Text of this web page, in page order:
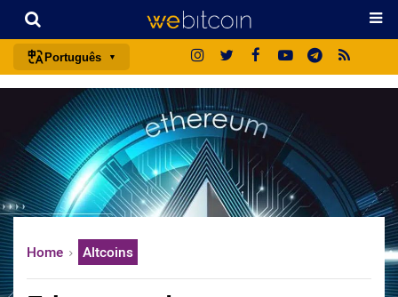
Português
português (BR)
english
español
français
italiano
日本語
Home Altcoins